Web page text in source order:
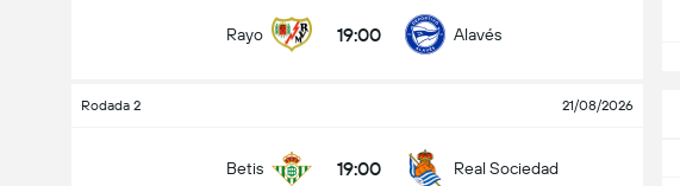
Rayo 19:00 Alavés
Rodada 2 21/08/2026
Betis 19:00 Real Sociedad